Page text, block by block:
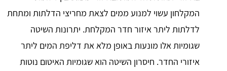
המקלחון עשוי למנוע ממים לצאת מחריצי הדלתות ומתחת
לדלתות ליתר איזור חדר המקלחת. יתרונות השיטה
שגומיות אלו מונעות באופן מלא את דליפת המים ליתר
איזורי החדר. חיסרון השיטה הוא שגומיות האיטום נוטות